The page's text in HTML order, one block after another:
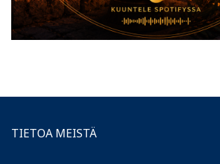
TIETOA MEISTÄ